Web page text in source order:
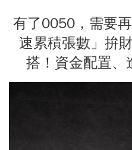
有了0050，需要
速累積張數」拚
搭！資金配置、